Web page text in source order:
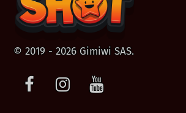
© 2019 - 2026 Gimiwi SAS.
Facebook
Instagram
Youtube